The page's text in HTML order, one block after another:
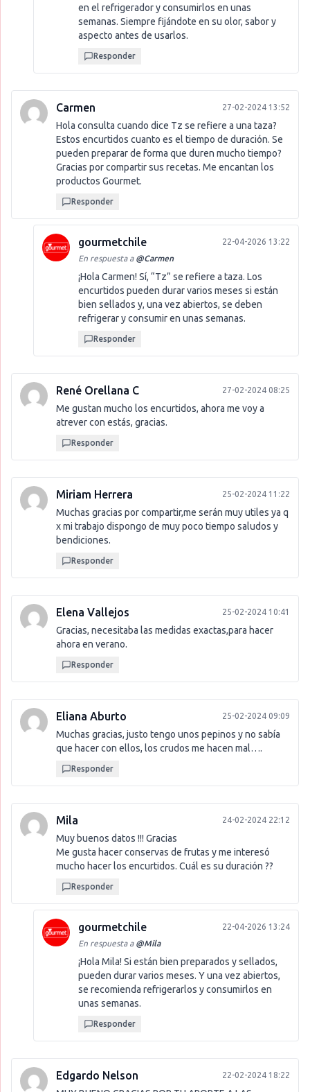
en el refrigerador y consumirlos en unas
semanas. Siempre fijándote en su olor, sabor y
aspecto antes de usarlos.
Responder
Carmen 27-02-2024 13:52
Hola consulta cuando dice Tz se refiere a una taza?
Estos encurtidos cuanto es el tiempo de duración. Se
pueden preparar de forma que duren mucho tiempo?
Gracias por compartir sus recetas. Me encantan los
productos Gourmet.
Responder
gourmetchile
22-04-2026 13:22
En respuesta a @Carmen
¡Hola Carmen! Sí, “Tz” se refiere a taza. Los
encurtidos pueden durar varios meses si están
bien sellados y, una vez abiertos, se deben
refrigerar y consumir en unas semanas.
Responder
René Orellana C 27-02-2024 08:25
Me gustan mucho los encurtidos, ahora me voy a
atrever con estás, gracias.
Responder
Miriam Herrera 25-02-2024 11:22
Muchas gracias por compartir,me serán muy utiles ya q
x mi trabajo dispongo de muy poco tiempo saludos y
bendiciones.
Responder
Elena Vallejos 25-02-2024 10:41
Gracias, necesitaba las medidas exactas,para hacer
ahora en verano.
Responder
Eliana Aburto 25-02-2024 09:09
Muchas gracias, justo tengo unos pepinos y no sabía
que hacer con ellos, los crudos me hacen mal….
Responder
Mila 24-02-2024 22:12
Muy buenos datos !!! Gracias
Me gusta hacer conservas de frutas y me interesó
mucho hacer los encurtidos. Cuál es su duración ??
Responder
gourmetchile
22-04-2026 13:24
En respuesta a @Mila
¡Hola Mila! Si están bien preparados y sellados,
pueden durar varios meses. Y una vez abiertos,
se recomienda refrigerarlos y consumirlos en
unas semanas.
Responder
Edgardo Nelson 22-02-2024 18:22